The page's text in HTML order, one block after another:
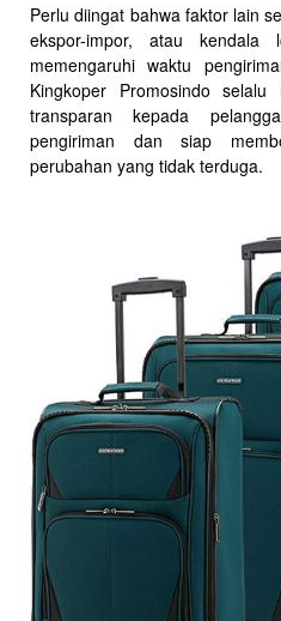
Perlu diingat bahwa faktor lain
ekspor-impor, atau
memengaruhi waktu
Kingkoper Promosindo
transparan kepada
pengiriman dan siap
perubahan yang tidak terduga.